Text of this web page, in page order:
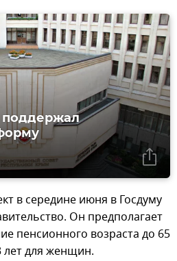
поддержал
в середине июня в Госдуму
Он предполагает
пенсионного возраста до 65
лет для женщин.